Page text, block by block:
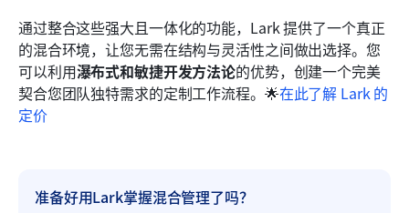
通过整合这些强大且一体化的功能，Lark 提供了一个真正
的混合环境，让您无需在结构与灵活性之间做出选择。您
可以利用瀑布式和敏捷开发方法论的优势，创建一个完美
契合您团队独特需求的定制工作流程。🌟在此了解 Lark 的
定价
准备好用Lark掌握混合管理了吗？